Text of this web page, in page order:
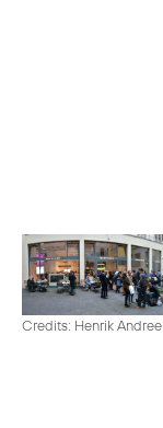
Credits: Henrik Andree